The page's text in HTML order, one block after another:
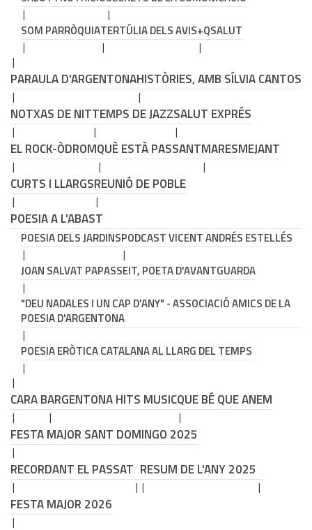
SOM PARRÒQUIATERTÚLIA DELS AVIS+QSALUT
PARAULA D'ARGENTONAHISTÒRIES, AMB SÍLVIA CANTOS
NOTXAS DE NITTEMPS DE JAZZSALUT EXPRÉS
EL ROCK-ÒDROMQUÈ ESTÀ PASSANTMARESMEJANT
CURTS I LLARGSREUNIÓ DE POBLE
POESIA A L'ABAST
POESIA DELS JARDINSPODCAST VICENT ANDRÉS ESTELLÉS
JOAN SALVAT PAPASSEIT, POETA D'AVANTGUARDA
"DEU NADALES I UN CAP D'ANY" - ASSOCIACIÓ AMICS DE LA
POESIA D'ARGENTONA
POESIA ERÒTICA CATALANA AL LLARG DEL TEMPS
CARA BARGENTONA HITS MUSICQUE BÉ QUE ANEM
FESTA MAJOR SANT DOMINGO 2025
RECORDANT EL PASSAT RESUM DE L'ANY 2025
FESTA MAJOR 2026